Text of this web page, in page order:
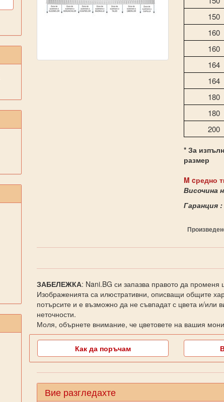
150
160
160
164
164
180
180
200
* За
размер
M cредно
Височина
Гаранция
ЗАБЕЛЕЖКА: Nani.BG си запазва правото да променя
Изображенията са илюстративни, описващи общите
потърсите и е възможно да не съвпадат с цвета и/или
неточности.
Моля, обърнете внимание, че цветовете на вашия
Как да поръчам
Вие разгледахте